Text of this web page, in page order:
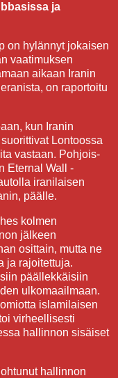
ja
on hylännyt jokaisen
vaatimuksen
aikaan Iranin
on raportoitu
kun Iranin
Lontoossa
vastaan. Pohjois-
Eternal Wall -
iranilaisen
päälle.
kolmen
jälkeen
osittain, mutta ne
ja rajoitettuja.
päällekkäisiin
ulkomaailmaan.
islamilaisen
virheellisesti
hallinnon sisäiset
hallinnon